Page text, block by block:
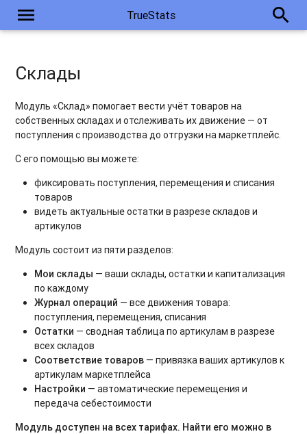
menu TrueStats search
Склады
Модуль «Склад» помогает вести учёт товаров на
собственных складах и отслеживать их движение — от
поступления с производства до отгрузки на маркетплейс.
С его помощью вы можете:
фиксировать поступления, перемещения и списания
товаров
видеть актуальные остатки в разрезе складов и
артикулов
Модуль состоит из пяти разделов:
Мои склады — ваши склады, остатки и капитализация
по каждому
Журнал операций — все движения товара:
поступления, перемещения, списания
Остатки — сводная таблица по артикулам в разрезе
всех складов
Соответствие товаров — привязка ваших артикулов к
артикулам маркетплейса
Настройки — автоматические перемещения и
передача себестоимости
Модуль доступен на всех тарифах. Найти его можно в